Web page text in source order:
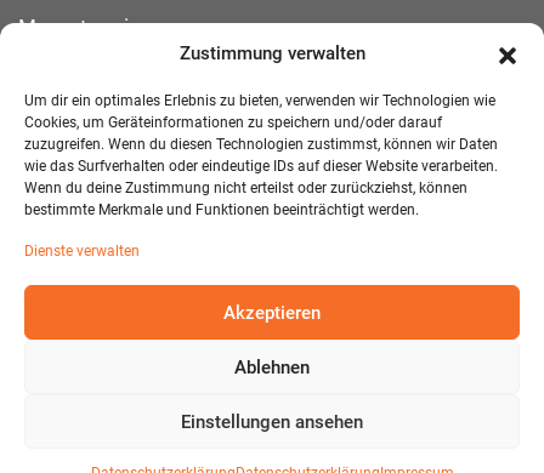
Zustimmung verwalten
Um dir ein optimales Erlebnis zu bieten, verwenden wir Technologien wie
Cookies, um Geräteinformationen zu speichern und/oder darauf
zuzugreifen. Wenn du diesen Technologien zustimmst, können wir Daten
wie das Surfverhalten oder eindeutige IDs auf dieser Website verarbeiten.
Wenn du deine Zustimmung nicht erteilst oder zurückziehst, können
bestimmte Merkmale und Funktionen beeinträchtigt werden.
Dienste verwalten
Akzeptieren
Ablehnen
Einstellungen ansehen
Messetermine
Downloads
Wandelemente
Über uns
Impressum
Datenschutzerklärung
© 2026 T-EXO GmbH Mietmöbel - Alle Rechte vorbehalten.